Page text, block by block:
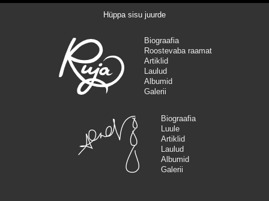
Hüppa sisu juurde
Biograafia
Roostevaba raamat
Artiklid
Laulud
Albumid
Galerii
Biograafia
Luule
Artiklid
Laulud
Albumid
Galerii